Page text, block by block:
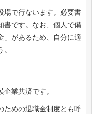
場で行ないます。必要書
書です。なお、個人で備
」があるため、自分に適
業共済です。
ための退職金制度とも呼